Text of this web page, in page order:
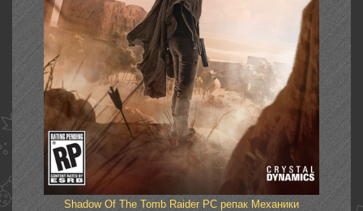
Shadow Of The Tomb Raider PC репак Механики